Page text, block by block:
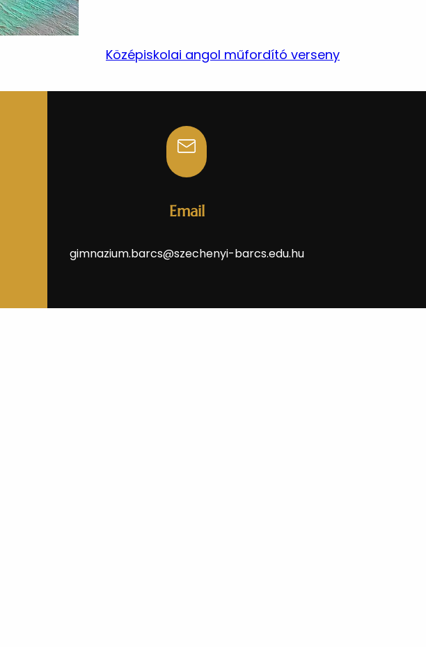
Középiskolai angol műfordító verseny
Email
gimnazium.barcs@szechenyi-barcs.edu.hu